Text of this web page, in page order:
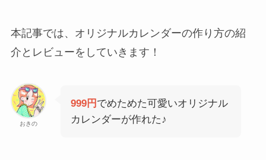
本記事では、オリジナルカレンダーの作り方の紹
介とレビューをしていきます！
おきの
999円 でめためた可愛いオリジナル
カレンダーが作れた♪